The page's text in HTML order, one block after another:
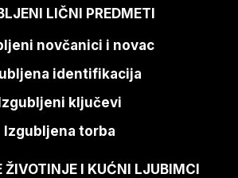
LIČNI PREDMETI
novčanici i novac
identifikacija
ključevi
Izgubljena torba
ŽIVOTINJE I KUĆNI LJUBIMCI